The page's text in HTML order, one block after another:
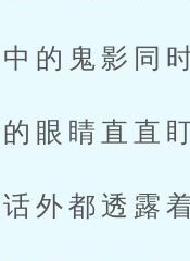
鬼影同时
睛直直盯
都透露着